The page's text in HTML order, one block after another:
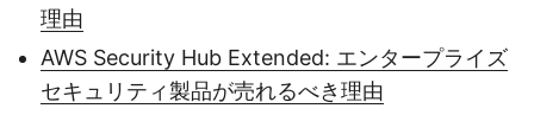
理由
AWS Security Hub Extended: エンタープライズ
セキュリティ製品が売れるべき理由